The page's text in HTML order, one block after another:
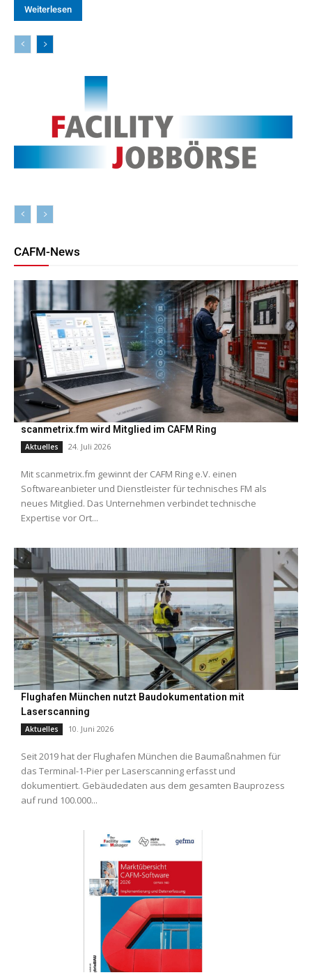
Weiterlesen
CAFM-News
scanmetrix.fm wird Mitglied im CAFM Ring
Aktuelles 24. Juli 2026
Mit scanmetrix.fm gewinnt der CAFM Ring e.V. einen
Softwareanbieter und Dienstleister für technisches FM als
neues Mitglied. Das Unternehmen verbindet technische
Expertise vor Ort...
Flughafen München nutzt Baudokumentation mit
Laserscanning
Aktuelles 10. Juni 2026
Seit 2019 hat der Flughafen München die Baumaßnahmen für
das Terminal-1-Pier per Laserscanning erfasst und
dokumentiert. Gebäudedaten aus dem gesamten Bauprozess
auf rund 100.000...